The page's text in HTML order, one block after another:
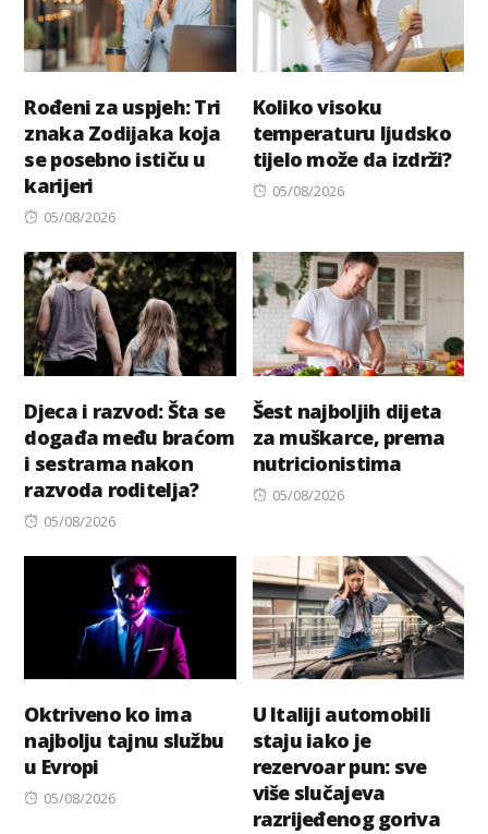
Rođeni za uspjeh: Tri
znaka Zodijaka koja
se posebno ističu u
karijeri
Posted
05/08/2026
Koliko visoku
temperaturu ljudsko
tijelo može da izdrži?
Posted
05/08/2026
Djeca i razvod: Šta se
događa među braćom
i sestrama nakon
razvoda roditelja?
Posted
05/08/2026
Šest najboljih dijeta
za muškarce, prema
nutricionistima
Posted
05/08/2026
Oktriveno ko ima
najbolju tajnu službu
u Evropi
Posted
05/08/2026
U Italiji automobili
staju iako je
rezervoar pun: sve
više slučajeva
razrijeđenog goriva